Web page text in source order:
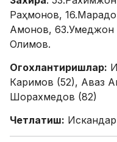
Раҳмонов,
Амонов, 63.Умеджон
Олимов.
Огохлантиришлар:
Каримов (52), Аваз
Шорахмедов (82)
Четлатиш: